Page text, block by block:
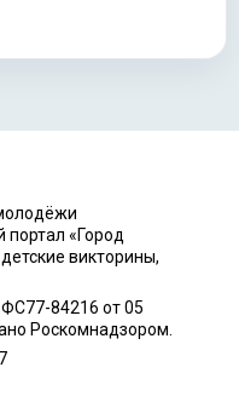
заполнения
в форме,
портал «Город
викторины,
84216 от 05
Роскомнадзором.